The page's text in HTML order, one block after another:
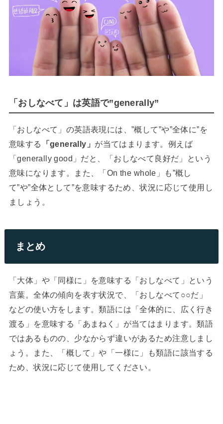
「おしなべて」は英語で”generally”
「おしなべて」の英語表現には、”概して”や”全体に”を
意味する
「generally」 が当てはまります。例えば
「generally good」だと、「おしなべて良好だ」という
意味になります。また、「On the whole」も”概し
て”や”全体として”を意味するため、状況に応じて使用し
ましょう。
まとめ
「大体」や「同様に」を意味する「おしなべて」という
言葉。全体の傾向を表す状況で、「おしなべて○○だ」
などの使い方をします。類語には「全体的に、広く行き
渡る」を意味する「あまねく」が当てはまります。類語
ではあるものの、少なからず違いがあるため注意しまし
ょう。また、「概して」や「一様に」も類語に該当する
ため、状況に応じて使用してください。